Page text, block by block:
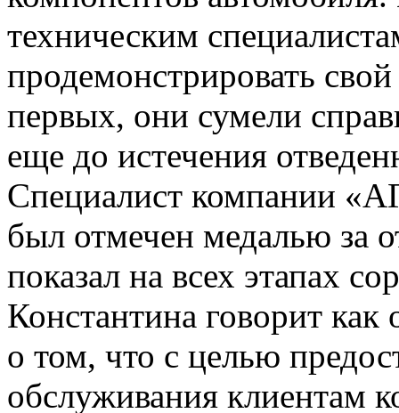
техническим
продемонстрировать
первых, они сумели
еще до истечения
Специалист компании
был отмечен медалью за
показал на всех этапах
Константина говорит как
о том, что с целью
обслуживания клиентам